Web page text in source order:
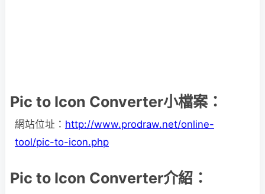
Pic to Icon Converter小檔案：
網站位址： http://www.prodraw.net/online-
tool/pic-to-icon.php
Pic to Icon Converter介紹：